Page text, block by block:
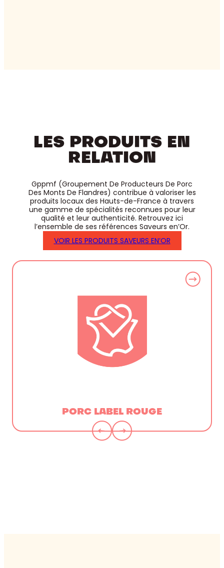
LES PRODUITS EN
RELATION
Gppmf (Groupement De Producteurs De Porc
Des Monts De Flandres) contribue à valoriser les
produits locaux des Hauts-de-France à travers
une gamme de spécialités reconnues pour leur
qualité et leur authenticité. Retrouvez ici
l’ensemble de ses références Saveurs en’Or.
VOIR LES PRODUITS SAVEURS EN’OR
PORC LABEL ROUGE